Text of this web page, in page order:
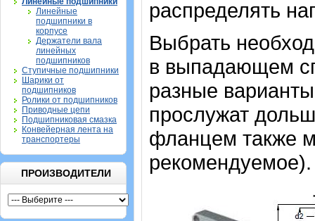
Линейные
подшипники в
корпусе
Держатели вала
линейных
подшипников
Ступичные подшипники
Шарики от
подшипников
Ролики от подшипников
Приводные цепи
Подшипниковая смазка
Конвейерная лента на
транспортеры
ПРОИЗВОДИТЕЛИ
распределять
Выбрать
в выпадающем
разные
прослужат
фланцем также
рекомендуемое).